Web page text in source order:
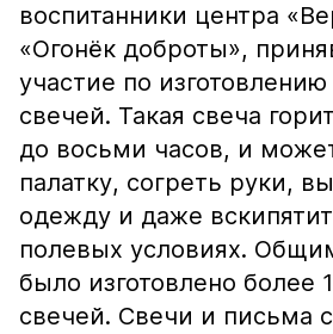
воспитанники центра
«Огонёк доброты»,
участие по
свечей. Такая свеча
до восьми часов, и
палатку, согреть руки,
одежду и даже
полевых условиях.
было изготовлено более
свечей. Свечи и письма